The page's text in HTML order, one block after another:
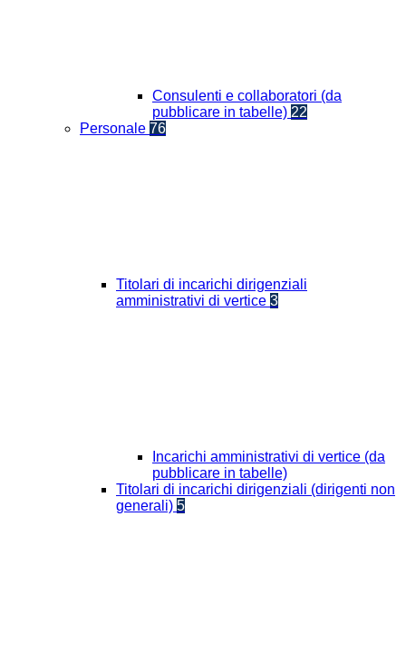
Consulenti e collaboratori (da
pubblicare in tabelle) 22
Personale 76
Titolari di incarichi dirigenziali
amministrativi di vertice 3
Incarichi amministrativi di vertice (da
pubblicare in tabelle)
Titolari di incarichi dirigenziali (dirigenti non
generali) 5